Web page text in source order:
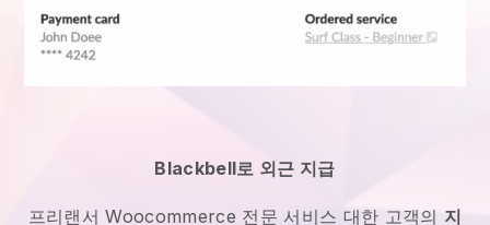
Blackbell로 외근 지급
프리랜서 Woocommerce 전문 서비스 대한 고객의 지